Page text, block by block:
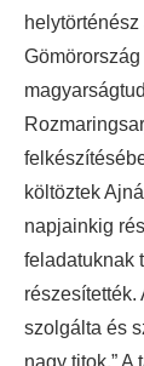
költöztek
napjainkig
feladatuknak
részesítették.
szolgálta és
nagy titok.”